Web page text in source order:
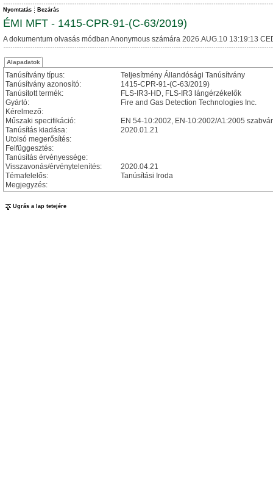
Nyomtatás Bezárás
ÉMI MFT - 1415-CPR-91-(C-63/2019)
A dokumentum olvasás módban Anonymous számára 2026.AUG.10 13:19:13
Alapadatok
Tanúsítvány típus:
Teljesítmény Állandósági Tanúsítvány
Tanúsítvány azonosító:
1415-CPR-91-(C-63/2019)
Tanúsított termék:
FLS-IR3-HD, FLS-IR3 lángérzékelők
Gyártó:
Fire and Gas Detection Technologies Inc.
Kérelmező:
Műszaki specifikáció:
EN 54-10:2002, EN-10:2002/A1:2005
Tanúsítás kiadása:
2020.01.21
Utolsó megerősítés:
Felfüggesztés:
Tanúsítás érvényessége:
Visszavonás/érvénytelenítés:
2020.04.21
Témafelelős:
Tanúsítási Iroda
Megjegyzés:
Ugrás a lap tetejére